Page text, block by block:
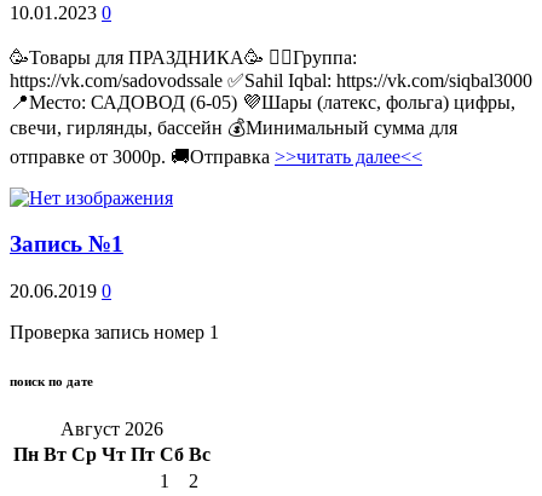
10.01.2023 0
🥳Товары для ПРАЗДНИКА🥳 👉🏻Группа:
https://vk.com/sadovodssale ✅Sahil Iqbal: https://vk.com/siqbal3000
📍Место: САДОВОД (6-05) 💜Шары (латекс, фольга) цифры,
свечи, гирлянды, бассейн 💰Минимальный сумма для
отправке от 3000р. 🚚Отправка >>читать далее<<
Запись №1
20.06.2019 0
Проверка запись номер 1
поиск по дате
Август 2026
Пн Вт Ср Чт Пт Сб Вс
1
2